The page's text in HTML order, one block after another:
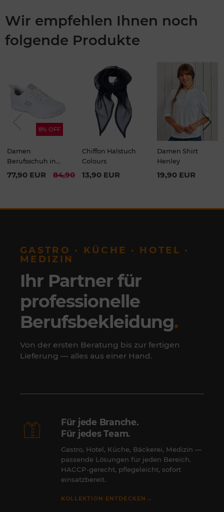
Wir empfehlen Ihnen noch
folgende Produkte
8% OFF
Damen
Berufsschuh in
Weiß - Ghenter
77,90 EUR 84,90 EUR
Chiffon Halstuch
Colours
13,90 EUR
Damen Shirt
Henley
19,90 EUR
Next
GASTRO · KÜCHE · HOTEL ·
MEDIZIN
Ihr Partner für
professionelle
Berufsbekleidung.
Von der ersten Beratung bis zur fertigen
Lieferung — alles aus einer Hand.
Für jede Branche.
Für jedes Team.
Gastro, Hotel, Küche, Bäckerei, Medizin —
passende Lösungen für jeden Bereich.
HACCP-gerecht, pflegeleicht, sofort
einsatzbereit.
KOLLEKTION ENTDECKEN →